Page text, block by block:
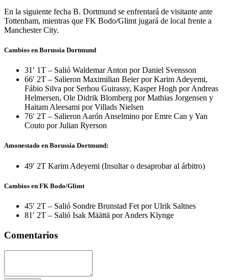
En la siguiente fecha B. Dortmund se enfrentará de visitante ante
Tottenham, mientras que FK Bodo/Glimt jugará de local frente a
Manchester City.
Cambios en Borussia Dortmund
31′ 1T – Salió Waldemar Anton por Daniel Svensson
66′ 2T – Salieron Maximilian Beier por Karim Adeyemi,
Fábio Silva por Serhou Guirassy, Kasper Hogh por Andreas
Helmersen, Ole Didrik Blomberg por Mathias Jorgensen y
Haitam Aleesami por Villads Nielsen
76′ 2T – Salieron Aarón Anselmino por Emre Can y Yan
Couto por Julian Ryerson
Amonestado en Borussia Dortmund:
49′ 2T Karim Adeyemi (Insultar o desaprobar al árbitro)
Cambios en FK Bodo/Glimt
45′ 2T – Salió Sondre Brunstad Fet por Ulrik Saltnes
81′ 2T – Salió Isak Määttä por Anders Klynge
Comentarios